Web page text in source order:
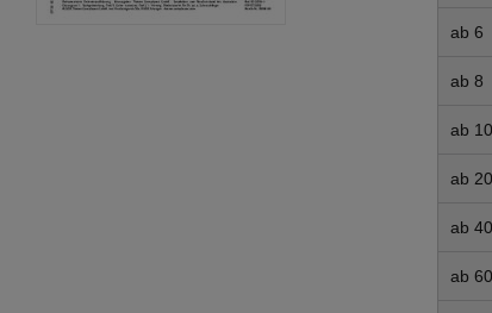
ab 6
ab 8
ab 10
ab 20
ab 40
ab 60